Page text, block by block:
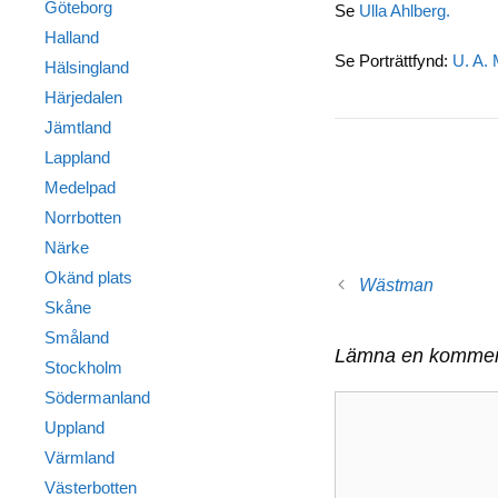
Se Ulla Ahlberg.
Se Porträttfynd: U. A.
Wästman
Lämna en
Göteborg
Halland
Hälsingland
Härjedalen
Jämtland
Lappland
Medelpad
Norrbotten
Närke
Okänd plats
Skåne
Småland
Stockholm
Södermanland
Uppland
Värmland
Västerbotten